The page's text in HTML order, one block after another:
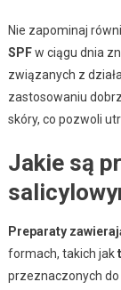
Nie zapominaj
SPFw ciągu dnia
związanych z
zastosowaniu
skóry, co pozwoli
Jakie są
Preparaty
formach, takich jak
przeznaczonych